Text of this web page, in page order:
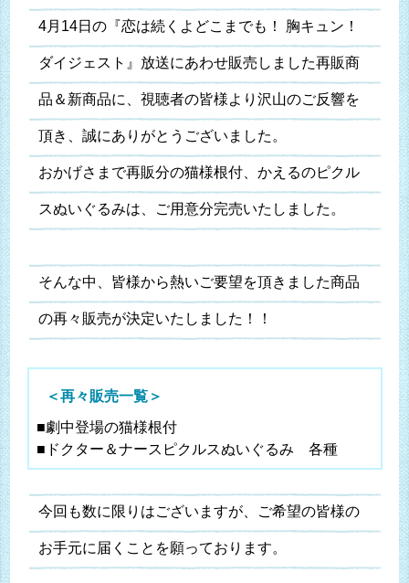
4月14日の『恋は続くよどこまでも！ 胸キュン！
ダイジェスト』放送にあわせ販売しました再販商
品＆新商品に、視聴者の皆様より沢山のご反響を
頂き、誠にありがとうございました。
おかげさまで再販分の猫様根付、かえるのピクル
スぬいぐるみは、ご用意分完売いたしました。
そんな中、皆様から熱いご要望を頂きました商品
の再々販売が決定いたしました！！
＜再々販売一覧＞
■劇中登場の猫様根付
■ドクター＆ナースピクルスぬいぐるみ 各種
今回も数に限りはございますが、ご希望の皆様の
お手元に届くことを願っております。